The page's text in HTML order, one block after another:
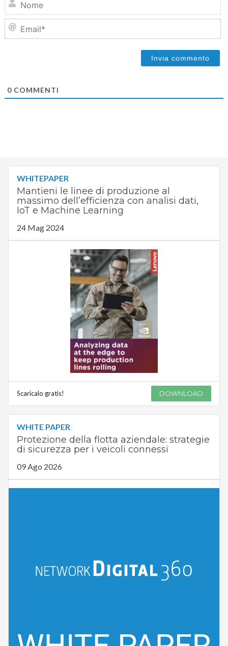
0COMMENTI
WHITEPAPER
Mantieni le linee di produzione al
massimo dell’efficienza con analisi dati,
IoT e Machine Learning
24 Mag 2024
Scaricalo gratis! DOWNLOAD
WHITE PAPER
Protezione della flotta aziendale: strategie
di sicurezza per i veicoli connessi
09 Ago 2026